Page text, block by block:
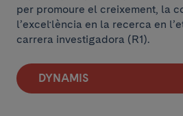
per promoure el creixement, la
l’excel·lència en la recerca en
carrera investigadora (R1).
DYNAMIS